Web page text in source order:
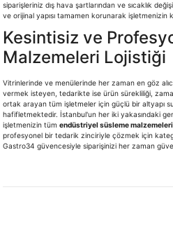
siparişleriniz dış hava şartlarından ve sıcaklık
ve orijinal yapısı tamamen korunarak işletmenizin
Kesintisiz ve
Malzemeleri Lojistiği
Vitrinlerinde ve menülerinde her zaman en göz
vermek isteyen, tedarikte ise ürün sürekliliği,
ortak arayan tüm işletmeler için güçlü bir altyapı
hafifletmektedir. İstanbul'un her iki yakasındaki
işletmenizin tüm endüstriyel süsleme
profesyonel bir tedarik zinciriyle çözmek için
Gastro34 güvencesiyle siparişinizi her zaman